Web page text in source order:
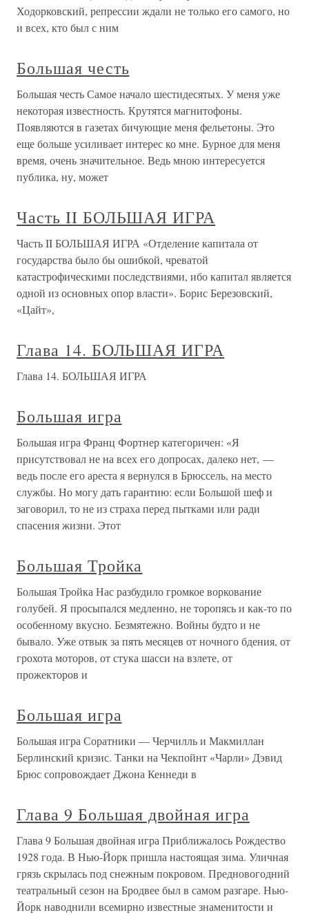
Ходорковский, репрессии ждали не только его самого, но
и всех, кто был с ним
Большая честь
Большая честь Самое начало шестидесятых. У меня уже
некоторая известность. Крутятся магнитофоны.
Появляются в газетах бичующие меня фельетоны. Это
еще больше усиливает интерес ко мне. Бурное для меня
время, очень значительное. Ведь мною интересуется
публика, ну, может
Часть II БОЛЬШАЯ ИГРА
Часть II БОЛЬШАЯ ИГРА «Отделение капитала от
государства было бы ошибкой, чреватой
катастрофическими последствиями, ибо капитал является
одной из основных опор власти». Борис Березовский,
«Цайт»,
Глава 14. БОЛЬШАЯ ИГРА
Глава 14. БОЛЬШАЯ ИГРА
Большая игра
Большая игра Франц Фортнер категоричен: «Я
присутствовал не на всех его допросах, далеко нет, —
ведь после его ареста я вернулся в Брюссель, на место
службы. Но могу дать гарантию: если Большой шеф и
заговорил, то не из страха перед пытками или ради
спасения жизни. Этот
Большая Тройка
Большая Тройка Нас разбудило громкое воркование
голубей. Я просыпался медленно, не торопясь и как-то по
особенному вкусно. Безмятежно. Войны будто и не
бывало. Уже отвык за пять месяцев от ночного бдения, от
грохота моторов, от стука шасси на взлете, от
прожекторов и
Большая игра
Большая игра Соратники — Черчилль и Макмиллан
Берлинский кризис. Танки на Чекпойнт «Чарли» Дэвид
Брюс сопровождает Джона Кеннеди в
Глава 9 Большая двойная игра
Глава 9 Большая двойная игра Приближалось Рождество
1928 года. В Нью-Йорк пришла настоящая зима. Уличная
грязь скрылась под снежным покровом. Предновогодний
театральный сезон на Бродвее был в самом разгаре. Нью-
Йорк наводнили всемирно известные знаменитости и